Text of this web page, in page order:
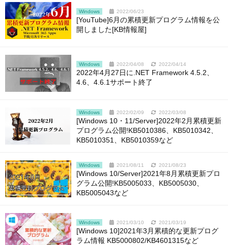
Windows 2022/06/23
[YouTube]6月の累積更新プログラム情報を公
開しました[KB情報屋]
Windows 2022/04/08 2022/04/14
2022年4月27日に.NET Framework 4.5.2、
4.6、4.6.1サポート終了
Windows 2022/02/09 2022/03/08
[Windows 10・11/Server]2022年2月累積更新
プログラム公開!KB5010386、KB5010342、
KB5010351、KB5010359など
Windows 2021/08/11 2021/08/23
[Windows 10/Server]2021年8月累積更新プロ
グラム公開!KB5005033、KB5005030、
KB5005043など
Windows 2021/03/10 2021/03/19
[Windows 10]2021年3月累積的な更新プログ
ラム情報 KB5000802/KB4601315など